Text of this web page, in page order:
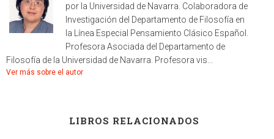
por la Universidad de Navarra. Colaboradora de
Investigación del Departamento de Filosofía en
la Línea Especial Pensamiento Clásico Español.
Profesora Asociada del Departamento de
Filosofía de la Universidad de Navarra. Profesora vis...
Ver más sobre el autor
LIBROS RELACIONADOS